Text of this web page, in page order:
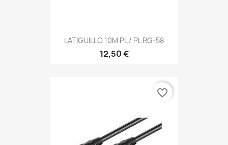
LATIGUILLO 10M PL / PL RG-58
12,50 €
favorite_border